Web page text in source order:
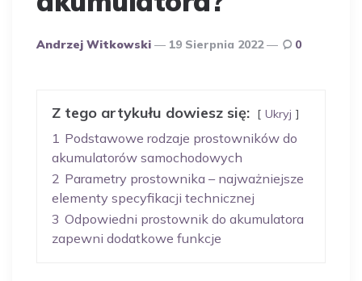
Opublikowany
Andrzej Witkowski 19 Sierpnia 2022 0
Z tego artykułu dowiesz się: Ukryj
1 Podstawowe rodzaje prostowników do
akumulatorów samochodowych
2 Parametry prostownika – najważniejsze
elementy specyfikacji technicznej
3 Odpowiedni prostownik do akumulatora
zapewni dodatkowe funkcje